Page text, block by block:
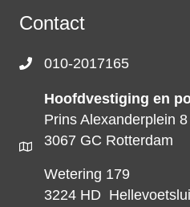
Contact
010-2017165
Hoofdvestiging en
Prins Alexanderplein 8
3067 GC Rotterdam
Wetering 179
3224 HD